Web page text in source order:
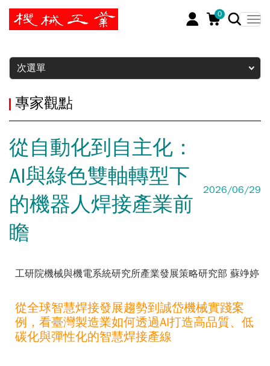
0
暫停
次選單
專家觀點
從自動化到自主化：
AI與綠色雙軸轉型下
的機器人焊接產業前
瞻
2026/06/29
工研院機械與機電系統研究所產業發展策略研究部 蘇竫婷
從全球智慧焊接發展趨勢到誠岱機械實踐案
例，看臺灣製造業如何透過AI打造高品質、低
碳化與彈性化的智慧焊接產線